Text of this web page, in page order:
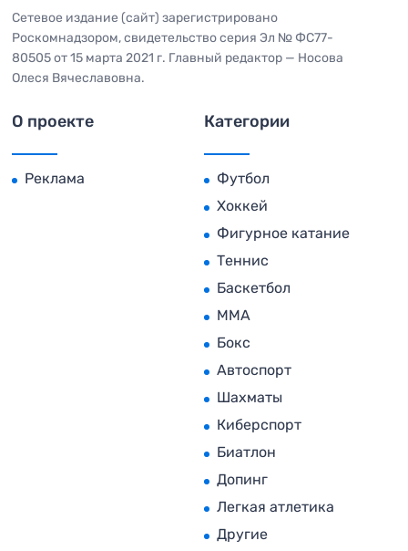
Сетевое издание (сайт) зарегистрировано
Роскомнадзором, свидетельство серия Эл № ФС77-
80505 от 15 марта 2021 г. Главный редактор — Носова
Олеся Вячеславовна.
О проекте
Реклама
Категории
Футбол
Хоккей
Фигурное катание
Теннис
Баскетбол
MMA
Бокс
Автоспорт
Шахматы
Киберспорт
Биатлон
Допинг
Легкая атлетика
Другие